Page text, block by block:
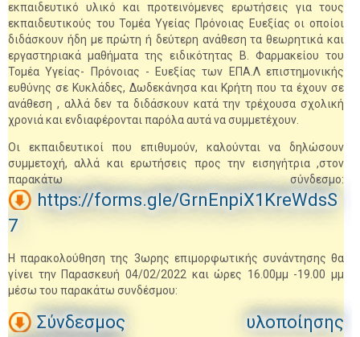
εκπαιδευτικό υλικό και προτεινόμενες ερωτήσεις για τους
εκπαιδευτικούς του Τομέα Υγείας Πρόνοιας Ευεξίας οι οποίοι
διδάσκουν ήδη με πρώτη ή δεύτερη ανάθεση τα θεωρητικά και
εργαστηριακά μαθήματα της ειδικότητας Β. Φαρμακείου του
Τομέα Υγείας- Πρόνοιας - Ευεξίας των ΕΠΑ.Λ επιστημονικής
ευθύνης σε Κυκλάδες, Δωδεκάνησα και Κρήτη που τα έχουν σε
ανάθεση , αλλά δεν τα διδάσκουν κατά την τρέχουσα σχολική
χρονιά και ενδιαφέρονται παρόλα αυτά να συμμετέχουν.
Οι εκπαιδευτικοί που επιθυμούν, καλούνται να δηλώσουν
συμμετοχή, αλλά και ερωτήσεις προς την εισηγήτρια ,στον
παρακάτω σύνδεσμο:
https://forms.gle/GrnEnpiX1KreWdsS
7
Η παρακολούθηση της 3ωρης επιμορφωτικής συνάντησης θα
γίνει την Παρασκευή 04/02/2022 και ώρες 16.00μμ -19.00 μμ
μέσω του παρακάτω συνδέσμου:
Σύνδεσμος υλοποίησης